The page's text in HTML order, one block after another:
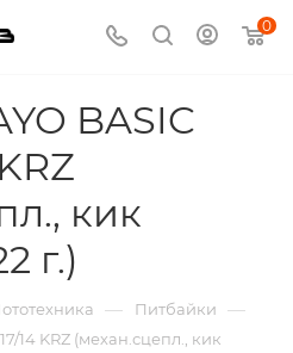
0
BASIC
кик
г.)
— Питбайки —
14 KRZ (механ.сцепл., кик